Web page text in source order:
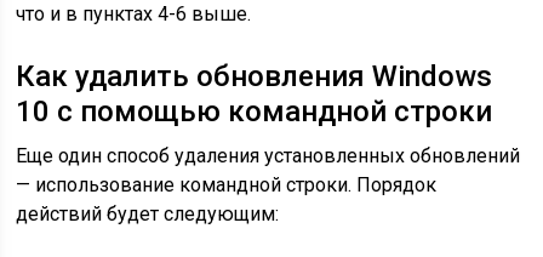
что и в пунктах 4-6 выше.
Как удалить обновления Windows
10 с помощью командной строки
Еще один способ удаления установленных обновлений
— использование командной строки. Порядок
действий будет следующим: